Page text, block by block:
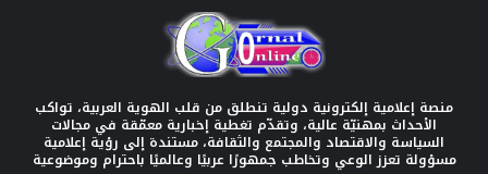
منصة إعلامية إلكترونية دولية تنطلق من قلب الهوية العربية، تواكب
الأحداث بمهنيّة عالية، وتقدّم تغطية إخبارية معمّقة في مجالات
السياسة والاقتصاد والمجتمع والثقافة، مستندة إلى رؤية إعلامية
مسؤولة تعزز الوعي وتخاطب جمهورًا عربيًا وعالميًا باحترام وموضوعية